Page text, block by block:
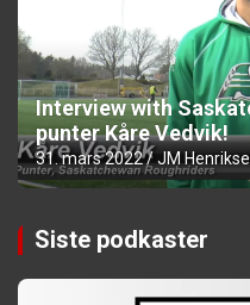
Interview with
punter Kåre Vedvik!
31. mars 2022 JM
Siste podkaster